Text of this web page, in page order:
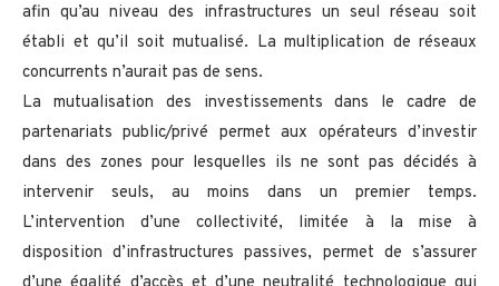
afin qu’au niveau des infrastructures un seul réseau soit
établi et qu’il soit mutualisé. La multiplication de réseaux
concurrents n’aurait pas de sens.
La mutualisation des investissements dans le cadre de
partenariats public/privé permet aux opérateurs d’investir
dans des zones pour lesquelles ils ne sont pas décidés à
intervenir seuls, au moins dans un premier temps.
L’intervention d’une collectivité, limitée à la mise à
disposition d’infrastructures passives, permet de s’assurer